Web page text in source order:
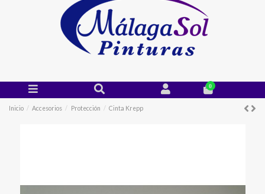
0
Inicio Accesorios Protección Cinta Krepp